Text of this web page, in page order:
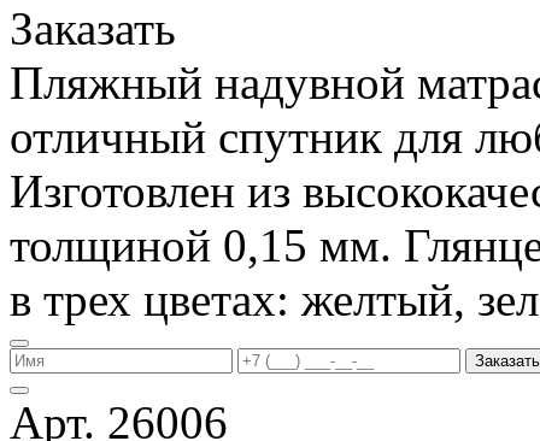
Заказать
Пляжный надувной
отличный спутник для
Изготовлен из
толщиной 0,15 мм.
в трех цветах: желтый,
Заказать
Арт. 26006